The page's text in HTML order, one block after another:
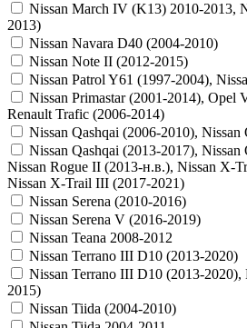
Nissan March IV (K13) 2010-2013,
2013)
Nissan Navara D40 (2004-2010)
Nissan Note II (2012-2015)
Nissan Patrol Y61 (1997-2004),
Nissan Primastar (2001-2014), Opel
Renault Trafic (2006-2014)
Nissan Qashqai (2006-2010), Nissan
Nissan Qashqai (2013-2017),
Nissan Rogue II (2013-н.в.), Nissan X-
Nissan X-Trail III (2017-2021)
Nissan Serena (2010-2016)
Nissan Serena V (2016-2019)
Nissan Teana 2008-2012
Nissan Terrano III D10 (2013-2020)
Nissan Terrano III D10 (2013-2020),
2015)
Nissan Tiida (2004-2010)